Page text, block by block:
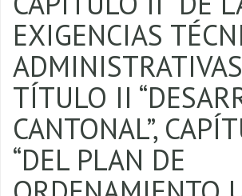
EXIGENCIAS
TÍTULO II
CANTONAL”,
“DEL PLAN DE